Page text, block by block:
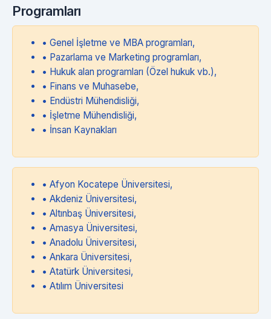
Programları
• Genel İşletme ve MBA programları,
• Pazarlama ve Marketing programları,
• Hukuk alan programları (Özel hukuk vb.),
• Finans ve Muhasebe,
• Endüstri Mühendisliği,
• İşletme Mühendisliği,
• İnsan Kaynakları
• Afyon Kocatepe Üniversitesi,
• Akdeniz Üniversitesi,
• Altınbaş Üniversitesi,
• Amasya Üniversitesi,
• Anadolu Üniversitesi,
• Ankara Üniversitesi,
• Atatürk Üniversitesi,
• Atılım Üniversitesi